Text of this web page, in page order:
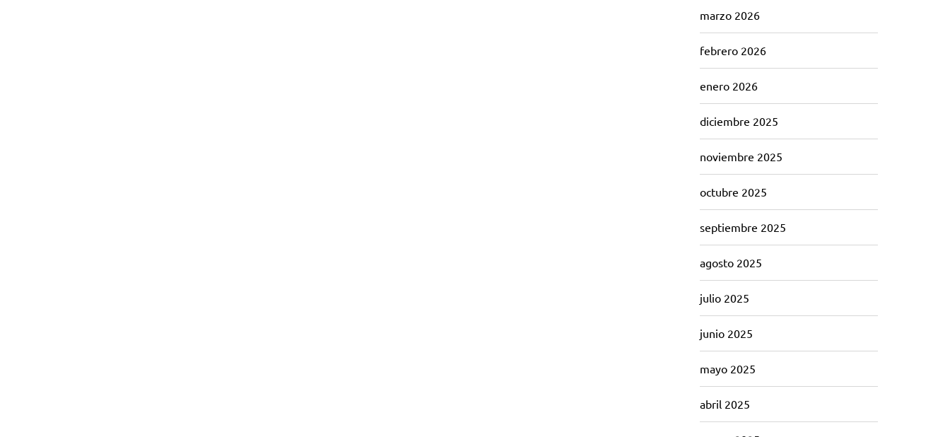
marzo 2026
febrero 2026
enero 2026
diciembre 2025
noviembre 2025
octubre 2025
septiembre 2025
agosto 2025
julio 2025
junio 2025
mayo 2025
abril 2025